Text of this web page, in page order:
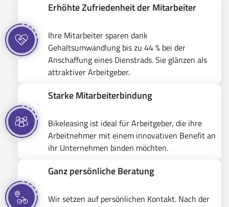
Erhöhte Zufriedenheit der Mitarbeiter
Ihre Mitarbeiter sparen dank
Gehaltsumwandlung bis zu 44 % bei der
Anschaffung eines Dienstrads. Sie glänzen als
attraktiver Arbeitgeber.
Starke Mitarbeiterbindung
Bikeleasing ist ideal für Arbeitgeber, die ihre
Arbeitnehmer mit einem innovativen Benefit an
ihr Unternehmen binden möchten.
Ganz persönliche Beratung
Wir setzen auf persönlichen Kontakt. Nach der